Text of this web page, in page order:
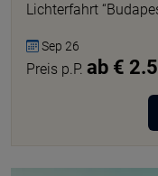
Lichterfahrt
Sep 26
Preis p.P. ab €